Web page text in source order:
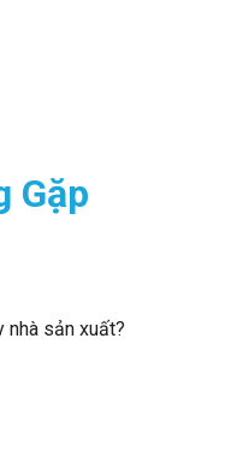
Gặp
nhà sản xuất?